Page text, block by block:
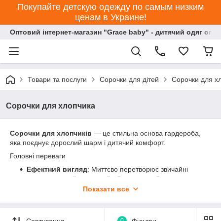
Покупайте детскую одежду по самым низким
ценам в Украине!
Оптовий інтернет-магазин "Grace baby" - дитячий одяг
Товари та послуги Сорочки для дітей Сорочки для
Сорочки для хлопчика
Сорочки для хлопчиків — це стильна основа гардероба,
яка поєднує дорослий шарм і дитячий комфорт.
Головні переваги
Ефектний вигляд: Миттєво перетворює звичайні
джинси на крутий святковий або кежуал-образ.
Практична багатошаровість: Можна носити
поверх футболки як легку куртку.
Показати все